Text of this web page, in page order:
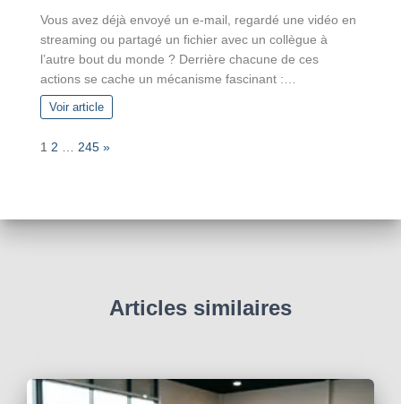
Vous avez déjà envoyé un e-mail, regardé une vidéo en
streaming ou partagé un fichier avec un collègue à
l’autre bout du monde ? Derrière chacune de ces
actions se cache un mécanisme fascinant :…
Voir article
P
:
1 2 245 N
»
Articles similaires